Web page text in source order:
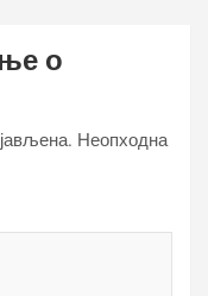
о
Неопходна